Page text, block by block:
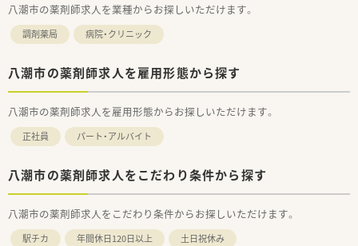
八潮市の薬剤師求人を業種からお探しいただけます。
調剤薬局 病院・クリニック
八潮市の薬剤師求人を雇用形態から探す
八潮市の薬剤師求人を雇用形態からお探しいただけます。
正社員 パート・アルバイト
八潮市の薬剤師求人をこだわり条件から探す
八潮市の薬剤師求人をこだわり条件からお探しいただけます。
駅チカ 年間休日120日以上
土日祝休み